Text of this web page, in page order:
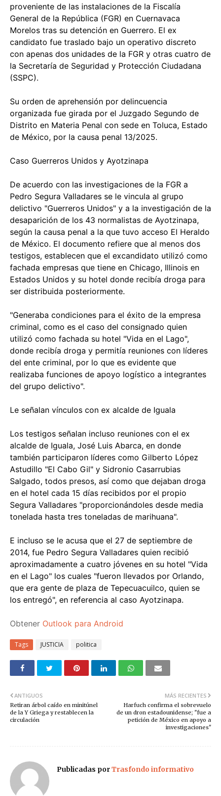
proveniente de las instalaciones de la Fiscalía
General de la República (FGR) en Cuernavaca
Morelos tras su detención en Guerrero. El ex
candidato fue traslado bajo un operativo discreto
con apenas dos unidades de la FGR y otras cuatro de
la Secretaría de Seguridad y Protección Ciudadana
(SSPC).
Su orden de aprehensión por delincuencia
organizada fue girada por el Juzgado Segundo de
Distrito en Materia Penal con sede en Toluca, Estado
de México, por la causa penal 13/2025.
Caso Guerreros Unidos y Ayotzinapa
De acuerdo con las investigaciones de la FGR a
Pedro Segura Valladares se le vincula al grupo
delictivo "Guerreros Unidos" y a la investigación de la
desaparición de los 43 normalistas de Ayotzinapa,
según la causa penal a la que tuvo acceso El Heraldo
de México. El documento refiere que al menos dos
testigos, establecen que el excandidato utilizó como
fachada empresas que tiene en Chicago, Illinois en
Estados Unidos y su hotel donde recibía droga para
ser distribuida posteriormente.
"Generaba condiciones para el éxito de la empresa
criminal, como es el caso del consignado quien
utilizó como fachada su hotel "Vida en el Lago",
donde recibía droga y permitía reuniones con líderes
del ente criminal, por lo que es evidente que
realizaba funciones de apoyo logístico a integrantes
del grupo delictivo".
Le señalan vínculos con ex alcalde de Iguala
Los testigos señalan incluso reuniones con el ex
alcalde de Iguala, José Luis Abarca, en donde
también participaron líderes como Gilberto López
Astudillo "El Cabo Gil" y Sidronio Casarrubias
Salgado, todos presos, así como que dejaban droga
en el hotel cada 15 días recibidos por el propio
Segura Valladares "proporcionándoles desde media
tonelada hasta tres toneladas de marihuana".
E incluso se le acusa que el 27 de septiembre de
2014, fue Pedro Segura Valladares quien recibió
aproximadamente a cuatro jóvenes en su hotel "Vida
en el Lago" los cuales "fueron llevados por Orlando,
que era gente de plaza de Tepecuacuilco, quien se
los entregó", en referencia al caso Ayotzinapa.
Obtener Outlook para Android
Tags JUSTICIA politica
MÁS RECIENTES
Harfuch confirma el sobrevuelo
de un dron estadounidense; "fue a
petición de México en apoyo a
investigaciones"
ANTIGUOS
Retiran árbol caído en minitúnel
de la Y Griega y restablecen la
circulación
Publicadas porTrasfondo informativo